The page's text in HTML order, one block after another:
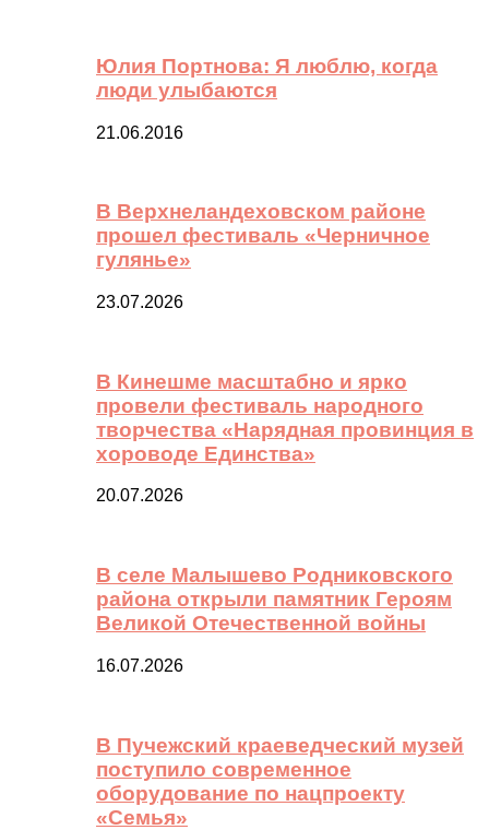
Юлия Портнова: Я люблю, когда
люди улыбаются
21.06.2016
В Верхнеландеховском районе
прошел фестиваль «Черничное
гулянье»
23.07.2026
В Кинешме масштабно и ярко
провели фестиваль народного
творчества «Нарядная провинция в
хороводе Единства»
20.07.2026
В селе Малышево Родниковского
района открыли памятник Героям
Великой Отечественной войны
16.07.2026
В Пучежский краеведческий музей
поступило современное
оборудование по нацпроекту
«Семья»